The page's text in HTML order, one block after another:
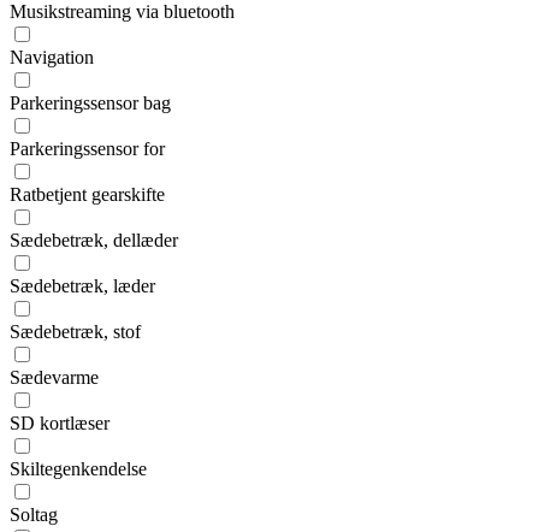
Musikstreaming via bluetooth
Navigation
Parkeringssensor bag
Parkeringssensor for
Ratbetjent gearskifte
Sædebetræk, dellæder
Sædebetræk, læder
Sædebetræk, stof
Sædevarme
SD kortlæser
Skiltegenkendelse
Soltag